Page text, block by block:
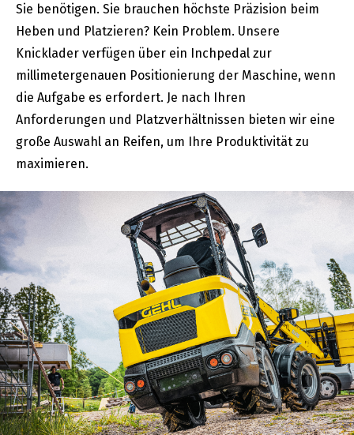
Sie benötigen. Sie brauchen höchste Präzision beim
Heben und Platzieren? Kein Problem. Unsere
Knicklader verfügen über ein Inchpedal zur
millimetergenauen Positionierung der Maschine, wenn
die Aufgabe es erfordert. Je nach Ihren
Anforderungen und Platzverhältnissen bieten wir eine
große Auswahl an Reifen, um Ihre Produktivität zu
maximieren.